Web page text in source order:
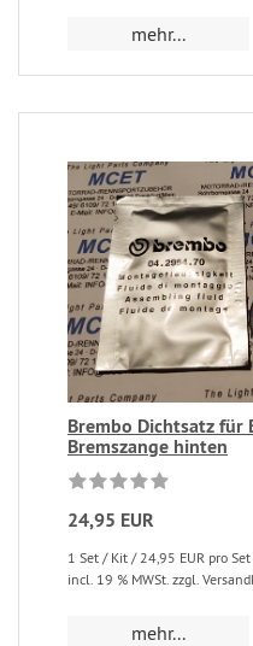
mehr...
Brembo Dichtsatz für
Bremszange hinten
24,95 EUR
1 Set / Kit / 24,95 EUR pro
incl. 19 % MWSt. zzgl.
mehr...